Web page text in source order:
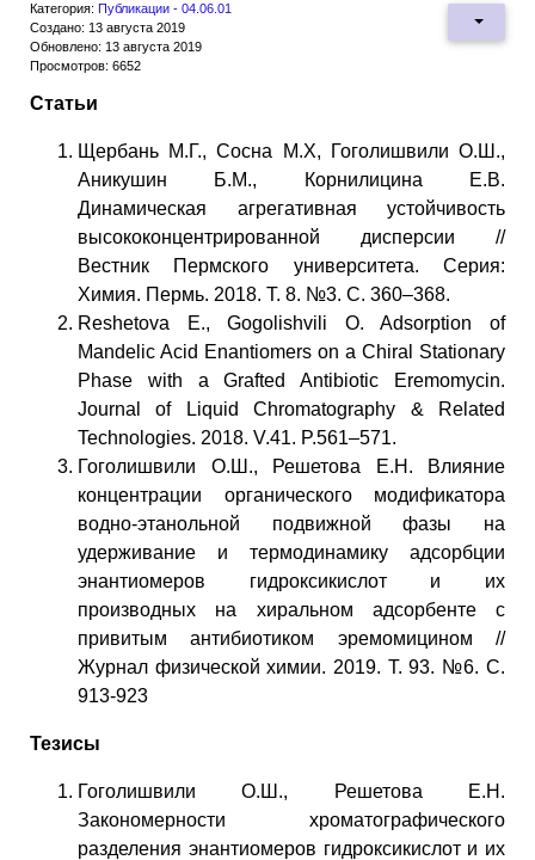
Категория: Публикации - 04.06.01
Создано: 13 августа 2019
Обновлено: 13 августа 2019
Просмотров: 6652
Статьи
Щербань М.Г., Сосна М.Х, Гоголишвили О.Ш.,
Аникушин Б.М., Корнилицина Е.В.
Динамическая агрегативная устойчивость
высококонцентрированной дисперсии //
Вестник Пермского университета. Серия:
Химия. Пермь. 2018. Т. 8. №3. C. 360–368.
Reshetova E., Gogolishvili O. Adsorption of
Mandelic Acid Enantiomers on a Chiral Stationary
Phase with a Grafted Antibiotic Eremomycin.
Journal of Liquid Chromatography & Related
Technologies. 2018. V.41. P.561–571.
Гоголишвили О.Ш., Решетова Е.Н. Влияние
концентрации органического модификатора
водно-этанольной подвижной фазы на
удерживание и термодинамику адсорбции
энантиомеров гидроксикислот и их
производных на хиральном адсорбенте с
привитым антибиотиком эремомицином //
Журнал физической химии. 2019. Т. 93. №6. С.
913-923
Тезисы
Гоголишвили О.Ш., Решетова Е.Н.
Закономерности хроматографического
разделения энантиомеров гидроксикислот и их